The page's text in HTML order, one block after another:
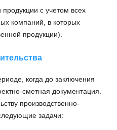
продукции с учетом всех
компаний, в которых
продукции).
когда до заключения
сметная документация.
производственно-
задачи: